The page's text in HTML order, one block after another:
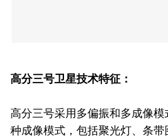
高分三号卫星技术特征：
高分三号采用多偏振和多成像模
种成像模式，包括聚光灯、条